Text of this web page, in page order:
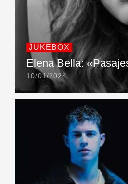
JUKEBOX
Elena Bella:
10/01/2024